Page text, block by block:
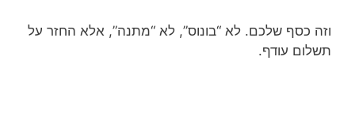
וזה כסף שלכם. לא “בונוס”, לא “מתנה”, אלא החזר על
תשלום עודף.